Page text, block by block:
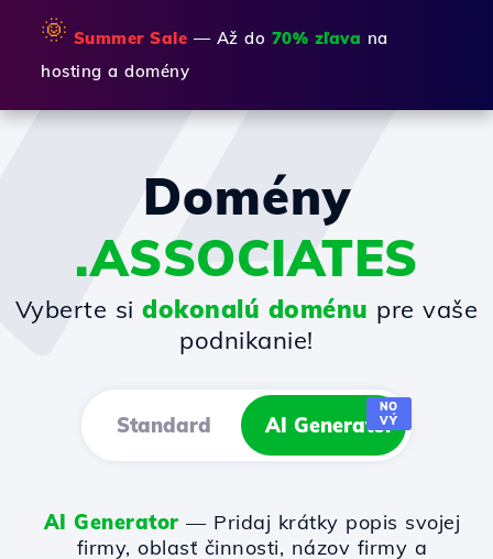
🌞 Summer Sale — Až do 70% zľava na
hosting a domény
Domény
.ASSOCIATES
Vyberte sidokonalú doménu pre vaše
podnikanie!
Standard AI Generator
NO
VÝ
AI Generator — Pridaj krátky popis svojej
firmy, oblasť činnosti, názov firmy a